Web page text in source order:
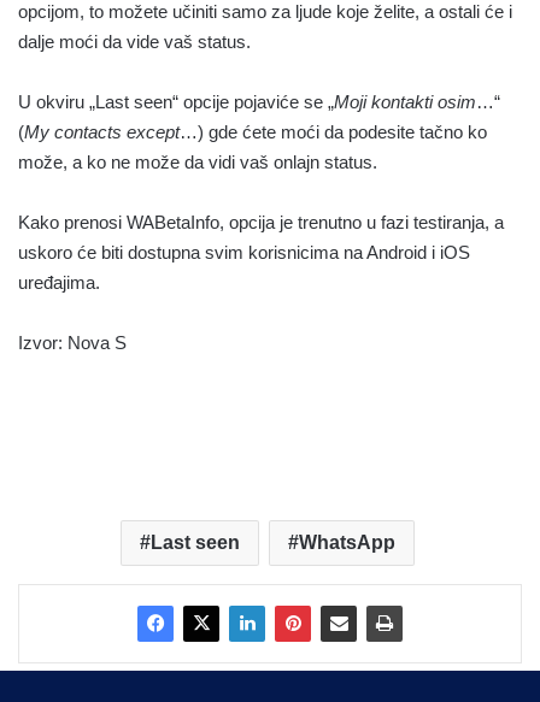
opcijom, to možete učiniti samo za ljude koje želite, a ostali će i
dalje moći da vide vaš status.
U okviru „Last seen“ opcije pojaviće se „Moji kontakti osim…“
(My contacts except…) gde ćete moći da podesite tačno ko
može, a ko ne može da vidi vaš onlajn status.
Kako prenosi WABetaInfo, opcija je trenutno u fazi testiranja, a
uskoro će biti dostupna svim korisnicima na Android i iOS
uređajima.
Izvor: Nova S
Last seen WhatsApp